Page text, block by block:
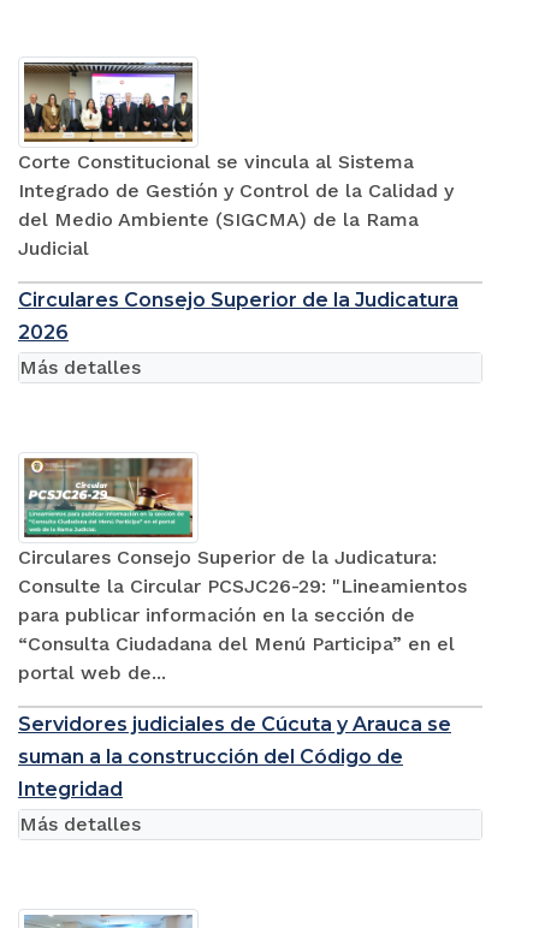
Corte Constitucional se vincula al Sistema
Integrado de Gestión y Control de la Calidad y
del Medio Ambiente (SIGCMA) de la Rama
Judicial
Circulares Consejo Superior de la Judicatura
2026
Circulares Consejo Superior de la Judicatura:
Consulte la Circular PCSJC26-29: "Lineamientos
para publicar información en la sección de
“Consulta Ciudadana del Menú Participa” en el
portal web de...
Más detalles
Servidores judiciales de Cúcuta y Arauca se
suman a la construcción del Código de
Integridad
Más detalles